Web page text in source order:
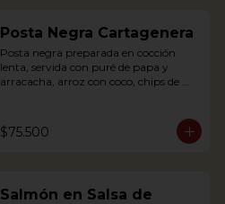
Posta Negra Cartagenera
Posta negra preparada en cocción
lenta, servida con puré de papa y
arracacha, arroz con coco, chips de
served with mashed potatoes and
arracacha, rice with coconut, plantain
$75.500
Salmón en Salsa de